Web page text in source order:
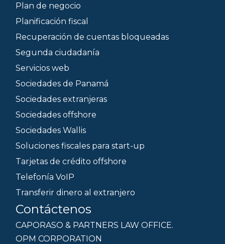
Plan de negocio
Planificación fiscal
Recuperación de cuentas bloqueadas
Segunda ciudadanía
Servicios web
Sociedades de Panamá
Sociedades extranjeras
Sociedades offshore
Sociedades Wallis
Soluciones fiscales para start-up
Tarjetas de crédito offshore
Telefonía VoIP
Transferir dinero al extranjero
Contáctenos
CAPORASO & PARTNERS LAW OFFICE.
OPM CORPORATION